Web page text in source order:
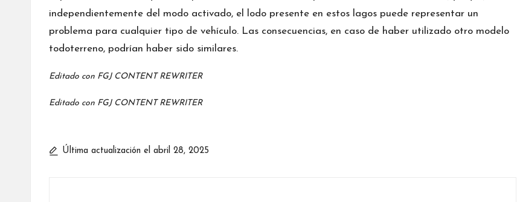
independientemente del modo activado, el lodo presente en estos lagos puede representar un
problema para cualquier tipo de vehículo. Las consecuencias, en caso de haber utilizado otro modelo
todoterreno, podrían haber sido similares.
Editado con FGJ CONTENT REWRITER
Editado con FGJ CONTENT REWRITER
Última actualización el abril 28, 2025